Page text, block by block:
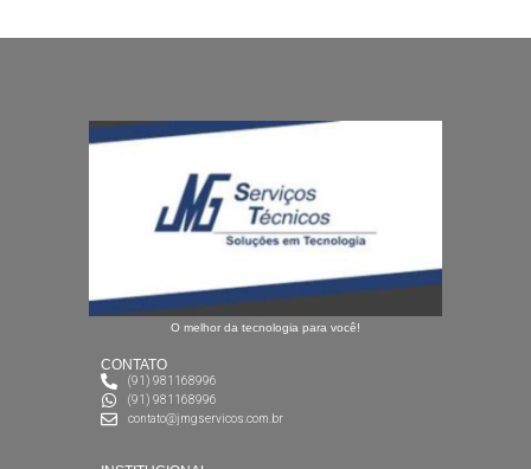
O melhor da tecnologia para você!
CONTATO
(91) 981168996
(91) 981168996
contato@jmgservicos.com.br